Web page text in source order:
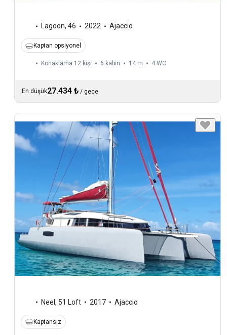
Lagoon, 46 2022 Ajaccio
Kaptan opsiyonel
Konaklama 12 kişi 6 kabin 14 m 4 WC
En düşük27.434 ₺ / gece
Neel , 51 Loft 2017 Ajaccio
Kaptansız